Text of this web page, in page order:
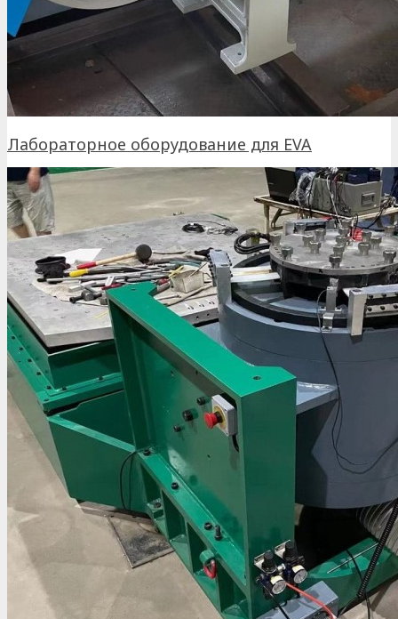
Лабораторное оборудование для EVA